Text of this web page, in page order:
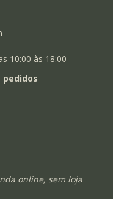
10:00 às 18:00
online, sem loja